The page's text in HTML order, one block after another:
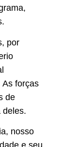
por
As forças
de
deles.
nosso